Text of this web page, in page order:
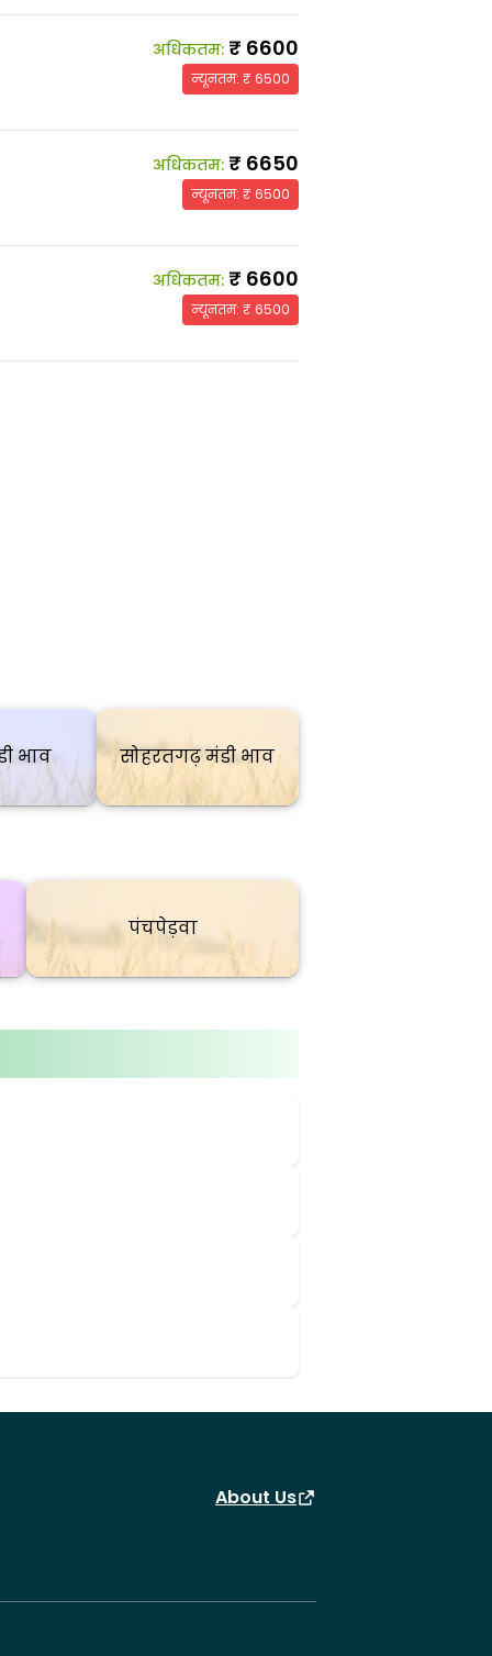
अधिकतम: ₹ 6600
न्यूनतम: ₹6500
अधिकतम: ₹ 6650
न्यूनतम: ₹6500
अधिकतम: ₹ 6600
न्यूनतम: ₹6500
भाव सोहरतगढ़ मंडी भाव
पंचपेड़वा
About Us